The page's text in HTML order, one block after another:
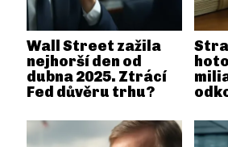
Wall Street zažila
nejhorší den od
dubna 2025. Ztrácí
Fed důvěru trhu?